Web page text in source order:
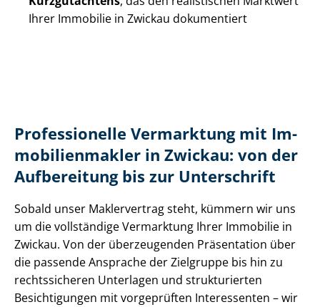
Ihrer Immobilie in Zwickau dokumentiert
Professionelle Vermarktung mit Im­
mo­bi­li­en­mak­ler in Zwickau: von der
Aufbereitung bis zur Unterschrift
Sobald unser Maklervertrag steht, kümmern wir uns
um die vollständige Vermarktung Ihrer Immobilie in
Zwickau. Von der überzeugenden Präsentation über
die passende Ansprache der Zielgruppe bis hin zu
rechtssicheren Unterlagen und strukturierten
Besichtigungen mit vorgeprüften Interessenten – wir